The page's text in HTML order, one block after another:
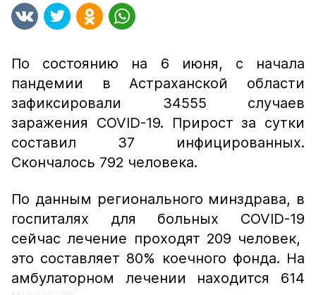
По состоянию на 6 июня, с начала
пандемии в Астраханской области
зафиксировали 34555 случаев
заражения COVID-19. Прирост за сутки
составил 37 инфицированных.
Скончалось 792 человека.
По данным регионального минздрава, в
госпиталях для больных COVID-19
сейчас лечение проходят 209 человек,
это составляет 80% коечного фонда. На
амбулаторном лечении находится 614